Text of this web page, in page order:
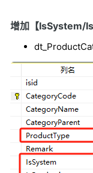
增加【IsSystem/